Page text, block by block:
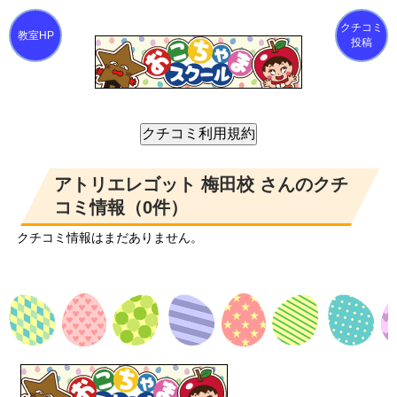
クチコミ
投稿
アトリエレゴット 梅田校 さんのクチ
コミ情報（0件）
クチコミ情報はまだありません。